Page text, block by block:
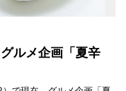
ルメ企画「夏辛